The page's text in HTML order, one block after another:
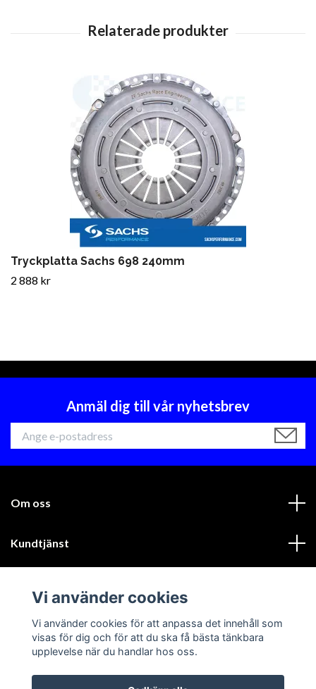
Tryckplatta Sachs 698 240mm
2 888 kr
Anmäl dig till vår nyhetsbrev
Om oss
Kundtjänst
Sociala medier
Vi använder cookies
Vi använder cookies för att anpassa det innehåll som
visas för dig och för att du ska få bästa tänkbara
upplevelse när du handlar hos oss.